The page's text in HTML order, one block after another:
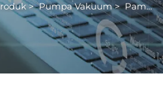
>Pumpa Vakuum>Pam Vakum Skru